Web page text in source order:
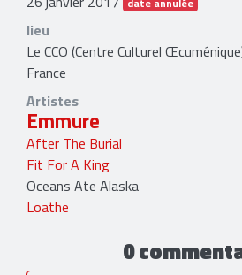
lieu
Le CCO (Centre Culturel
France
Artistes
Emmure
After The Burial
Fit For A King
Oceans Ate Alaska
Loathe
0